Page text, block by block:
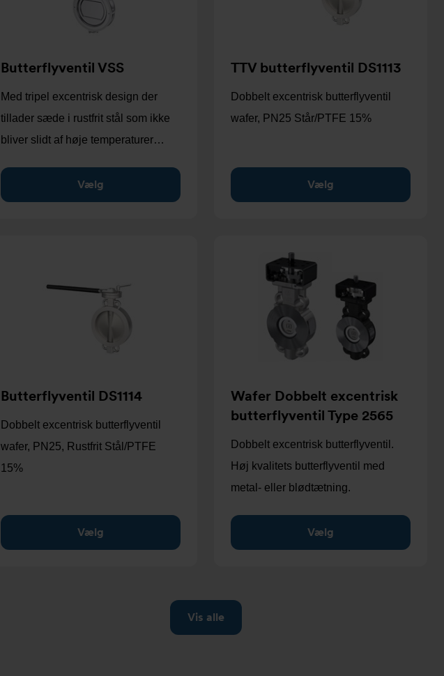
Butterflyventil VSS
Med tripel excentrisk design der
tillader sæde i rustfrit stål som ikke
bliver slidt af høje temperaturer…
Vælg
TTV butterflyventil DS1113
Dobbelt excentrisk butterflyventil
wafer, PN25 Står/PTFE 15%
Vælg
Butterflyventil DS1114
Dobbelt excentrisk butterflyventil
wafer, PN25, Rustfrit Stål/PTFE
15%
Vælg
Wafer Dobbelt excentrisk
butterflyventil Type 2565
Dobbelt excentrisk butterflyventil.
Høj kvalitets butterflyventil med
metal- eller blødtætning.
Vælg